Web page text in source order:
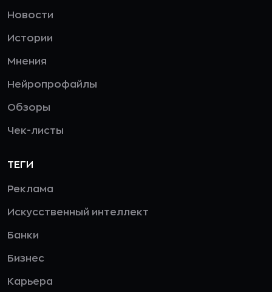
Новости
Истории
Мнения
Нейропрофайлы
Обзоры
Чек-листы
ТЕГИ
Реклама
Искусственный интеллект
Банки
Бизнес
Карьера